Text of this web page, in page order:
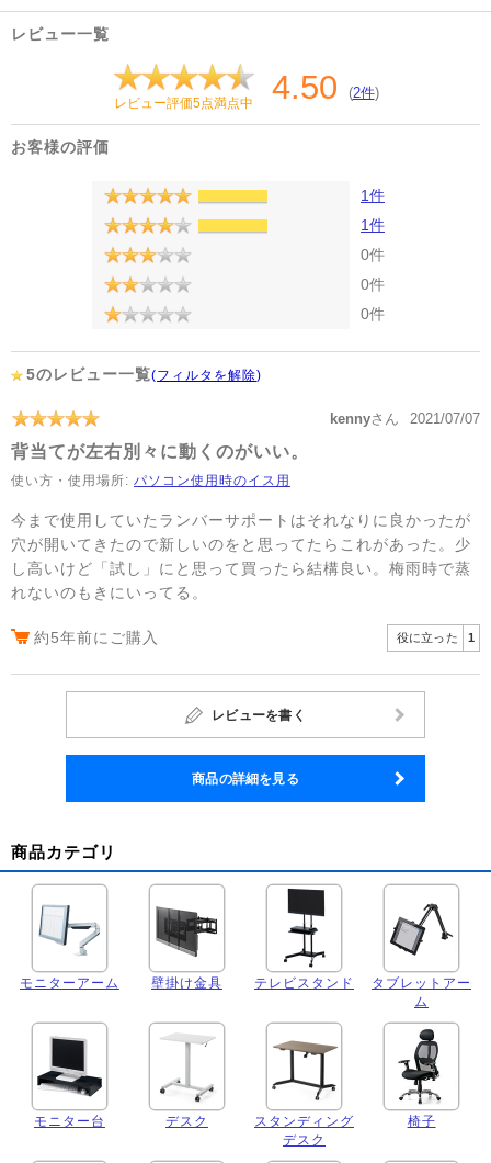
レビュー一覧
レビュー評価5点満点中 4.50 (2件)
お客様の評価
1件
1件
0件
0件
0件
5のレビュー一覧(フィルタを解除)
kennyさん 2021/07/07
背当てが左右別々に動くのがいい。
使い方・使用場所: パソコン使用時のイス用
今まで使用していたランバーサポートはそれなりに良かったが
穴が開いてきたので新しいのをと思ってたらこれがあった。少
し高いけど「試し」にと思って買ったら結構良い。梅雨時で蒸
れないのもきにいってる。
約5年前にご購入 役に立った 1
レビューを書く
商品の詳細を見る
商品カテゴリ
モニターアーム 壁掛け金具 テレビスタンド
タブレットアー
ム
モニター台 デスク
スタンディング
デスク
椅子